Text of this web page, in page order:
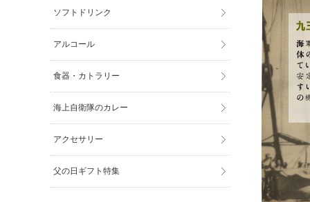
ソフトドリンク
アルコール
食器・カトラリー
海上自衛隊のカレー
アクセサリー
父の日ギフト特集